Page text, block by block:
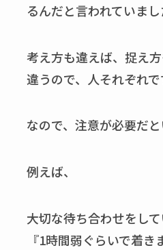
るんだと言われていまし
考え方も違えば、捉え
違うので、人それぞれで
なので、注意が必要だと
例えば、
大切な待ち合わせをし
『1時間弱ぐらいで着き